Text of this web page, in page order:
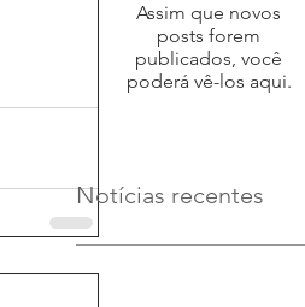
Assim que novos
posts forem
publicados, você
poderá vê-los aqui.
Notícias recentes